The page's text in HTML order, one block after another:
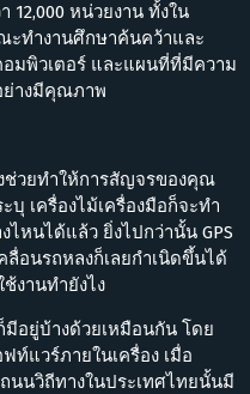
หน่วยงาน ทั้งใน
ะทำงานศึกษาค้นคว้าและ
มพิวเตอร์ และแผนที่ที่มีความ
ย่างมีคุณภาพ
ช่วยทำให้การสัญจรของคุณ
เครื่องไม้เครื่องมือก็จะทำ
หนได้แล้ว ยิ่งไปกว่านั้น GPS
ลื่อนรถหลงก็เลยกำเนิดขึ้นได้
งานทำยังไง
อยู่บ้างด้วยเหมือนกัน โดย
ท์แวร์ภายในเครื่อง เมื่อ
นนวิถีทางในประเทศไทยนั้นมี